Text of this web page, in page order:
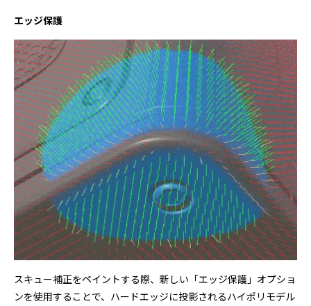
エッジ保護
スキュー補正をペイントする際、新しい「エッジ保護」オプショ
ンを使用することで、ハードエッジに投影されるハイポリモデル